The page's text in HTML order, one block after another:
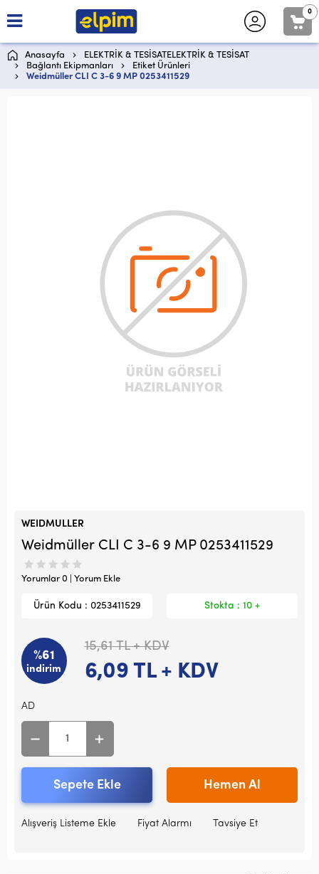
0
Anasayfa
ELEKTRİK & TESİSATELEKTRİK & TESİSAT
Bağlantı Ekipmanları
Etiket Ürünleri
Weidmüller CLI C 3-6 9 MP 0253411529
WEIDMULLER
Weidmüller CLI C 3-6 9 MP 0253411529
Yorumlar 0 | Yorum Ekle
Ürün Kodu : 0253411529 Stokta : 10 +
%61
indirim
15,61TL + KDV
6,09TL + KDV
AD
Sepete Ekle Hemen Al
Alışveriş Listeme Ekle Fiyat Alarmı Tavsiye Et